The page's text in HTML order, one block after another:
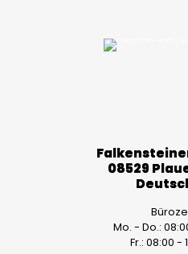
08529
Mo. - Do.:
Fr.: 08:00 -